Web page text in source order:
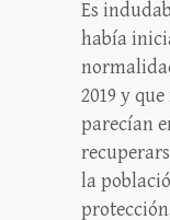
Es
había
2019 y
parecían
la